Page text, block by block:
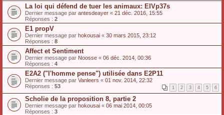
La loi qui défend de tuer les animaux: EIVp37s
Dernier message par antesdeayer « 21 déc. 2016, 15:55
Réponses : 2
E1 propV
Dernier message par hokousai « 30 mars 2015, 23:12
Réponses : 8
Affect et Sentiment
Dernier message par Noosse « 06 déc. 2014, 00:36
Réponses : 4
E2A2 ("l'homme pense") utilisée dans E2P11
Dernier message par Vanleers « 01 nov. 2014, 22:32
Réponses : 53 1 2 3 4 5 6
Scholie de la proposition 8, partie 2
Dernier message par hokousai « 06 mai 2014, 00:05
Réponses : 3